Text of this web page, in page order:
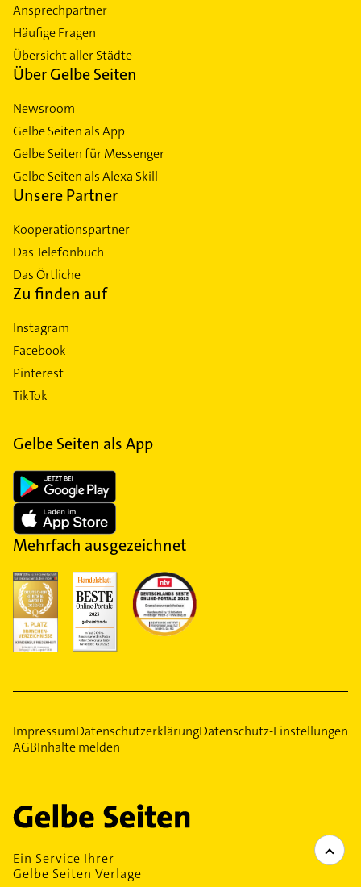
Ansprechpartner
Häufige Fragen
Übersicht aller Städte
Über Gelbe Seiten
Newsroom
Gelbe Seiten als App
Gelbe Seiten für Messenger
Gelbe Seiten als Alexa Skill
Unsere Partner
Kooperationspartner
Das Telefonbuch
Das Örtliche
Zu finden auf
Instagram
Facebook
Pinterest
TikTok
Gelbe Seiten als App
Mehrfach ausgezeichnet
ImpressumDatenschutzerklärungDatenschutz-Einstellungen
AGBInhalte melden
Ein Service Ihrer
Gelbe Seiten Verlage